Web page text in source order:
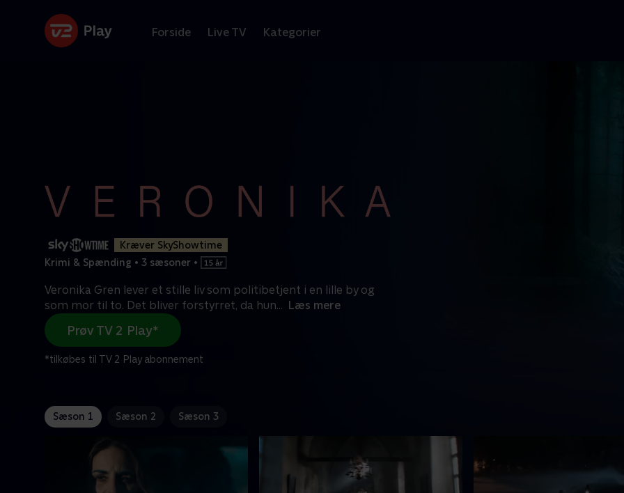
Forside Live TV Kategorier
Kræver SkyShowtime
Krimi & Spænding • 3 sæsoner •
Veronika Gren lever et stille liv som politibetjent i en lille by og
som mor til to. Det bliver forstyrret, da hun... Læs mere
Prøv TV 2 Play*
*tilkøbes til TV 2 Play abonnement
Sæson 1 Sæson 2 Sæson 3